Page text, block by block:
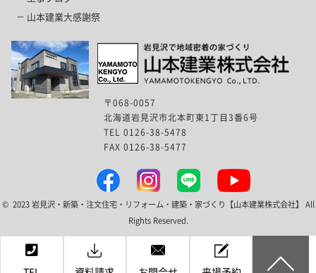
山本建業大感謝祭
〒068-0057
北海道岩見沢市北本町東1丁目3番6号
TEL 0126-38-5478
FAX 0126-38-5477
© 2023 岩見沢・新築・注文住宅・リフォーム・建築・家づくり【山本建業株式会社】 All
Rights Reserved.